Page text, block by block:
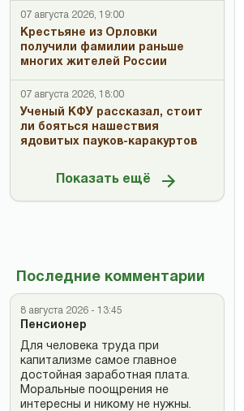
07 августа 2026, 19:00
Крестьяне из Орловки
получили фамилии раньше
многих жителей России
07 августа 2026, 18:00
Ученый КФУ рассказал, стоит
ли бояться нашествия
ядовитых пауков-каракуртов
Показать ещё
Последние комментарии
8 августа 2026 - 13:45
Пенсионер
Для человека труда при
капитализме самое главное
достойная заработная плата.
Моральные поощрения не
интересны и никому не нужны.